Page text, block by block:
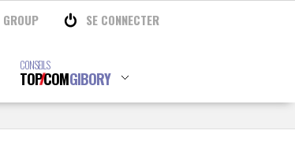
GROUP SE CONNECTER
CONSEILS
TOPCOMGIBORY